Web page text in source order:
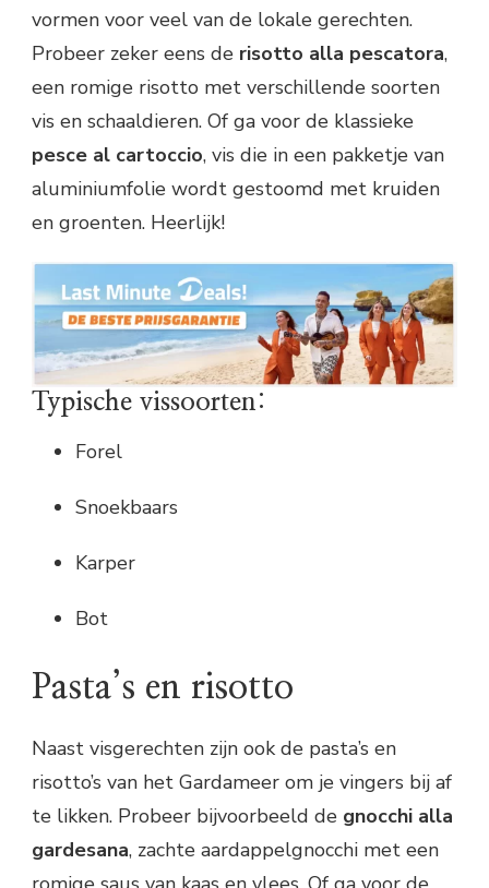
vormen voor veel van de lokale gerechten.
Probeer zeker eens de risotto alla pescatora,
een romige risotto met verschillende soorten
vis en schaaldieren. Of ga voor de klassieke
pesce al cartoccio, vis die in een pakketje van
aluminiumfolie wordt gestoomd met kruiden
en groenten. Heerlijk!
Typische vissoorten:
Forel
Snoekbaars
Karper
Bot
Pasta’s en risotto
Naast visgerechten zijn ook de pasta’s en
risotto’s van het Gardameer om je vingers bij af
te likken. Probeer bijvoorbeeld de gnocchi alla
gardesana, zachte aardappelgnocchi met een